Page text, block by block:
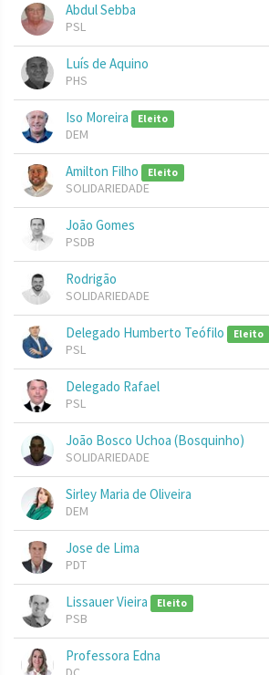
Abdul Sebba
PSL
Luís de Aquino
PHS
Iso Moreira Eleito
DEM
Amilton Filho Eleito
SOLIDARIEDADE
João Gomes
PSDB
Rodrigão
SOLIDARIEDADE
Delegado Humberto Teófilo Eleito
PSL
Delegado Rafael
PSL
João Bosco Uchoa (Bosquinho)
SOLIDARIEDADE
Sirley Maria de Oliveira
DEM
Jose de Lima
PDT
Lissauer Vieira Eleito
PSB
Professora Edna